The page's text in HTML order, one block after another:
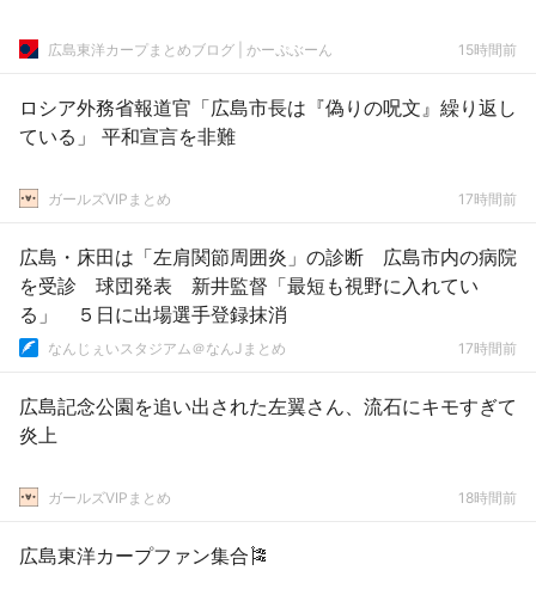
広島東洋カープまとめブログ | かーぷぶーん 15時間前
ロシア外務省報道官「広島市長は『偽りの呪文』繰り返し
ている」 平和宣言を非難
ガールズVIPまとめ 17時間前
広島・床田は「左肩関節周囲炎」の診断 広島市内の病院
を受診 球団発表 新井監督「最短も視野に入れてい
る」 ５日に出場選手登録抹消
なんじぇいスタジアム＠なんJまとめ 17時間前
広島記念公園を追い出された左翼さん、流石にキモすぎて
炎上
ガールズVIPまとめ 18時間前
広島東洋カープファン集合🎏